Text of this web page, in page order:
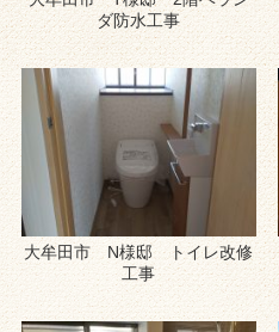
ダ防水工事
大牟田市 N様邸 トイレ改修
工事